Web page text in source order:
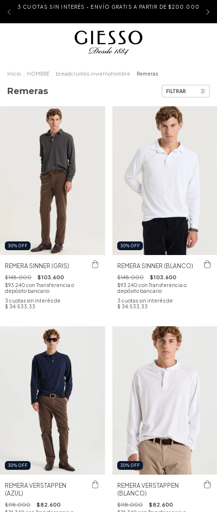
3 CUOTAS SIN INTERÉS - ENVÍO GRATIS A PARTIR DE $200.000
Inicio HOMBRE breadcrumbs.inviernohombre Remeras
Remeras FILTRAR
30% OFF
REMERA SINNER (GRIS)
$148.000 $103.600
$93.240 con Transferencia o
depósito bancario
3 cuotas sin interés de
$ 34.533,33
30% OFF
REMERA SINNER (BLANCO)
$148.000 $103.600
$93.240 con Transferencia o
depósito bancario
3 cuotas sin interés de
$ 34.533,33
30% OFF
REMERA VERSTAPPEN
(AZUL)
$118.000 $82.600
30% OFF
REMERA VERSTAPPEN
(BLANCO)
$118.000 $82.600